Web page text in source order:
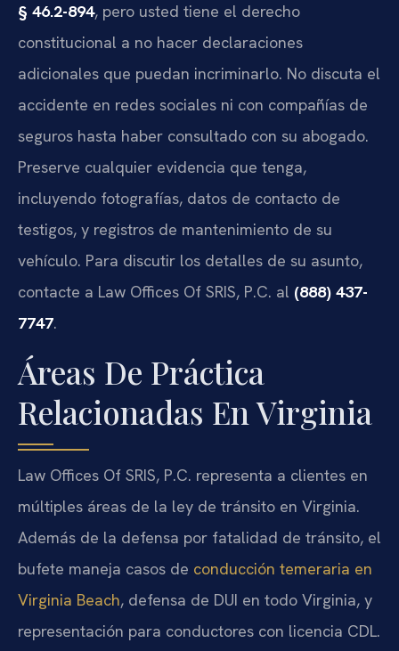
§ 46.2-894, pero usted tiene el derecho
constitucional a no hacer declaraciones
adicionales que puedan incriminarlo. No discuta el
accidente en redes sociales ni con compañías de
seguros hasta haber consultado con su abogado.
Preserve cualquier evidencia que tenga,
incluyendo fotografías, datos de contacto de
testigos, y registros de mantenimiento de su
vehículo. Para discutir los detalles de su asunto,
contacte a Law Offices Of SRIS, P.C. al (888) 437-
7747.
Áreas De Práctica
Relacionadas En Virginia
Law Offices Of SRIS, P.C. representa a clientes en
múltiples áreas de la ley de tránsito en Virginia.
Además de la defensa por fatalidad de tránsito, el
bufete maneja casos de conducción temeraria en
Virginia Beach, defensa de DUI en todo Virginia, y
representación para conductores con licencia CDL.